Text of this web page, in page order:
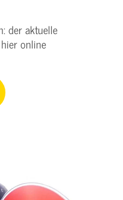
der aktuelle
online